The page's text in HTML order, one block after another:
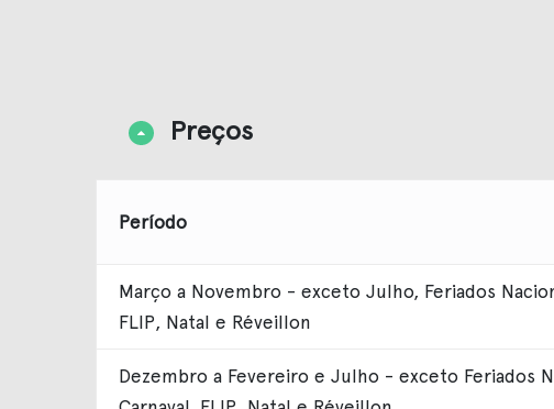
Preços
Período
Março a Novembro - exceto Julho, Feriados
FLIP, Natal e Réveillon
Dezembro a Fevereiro e Julho - exceto Feriados